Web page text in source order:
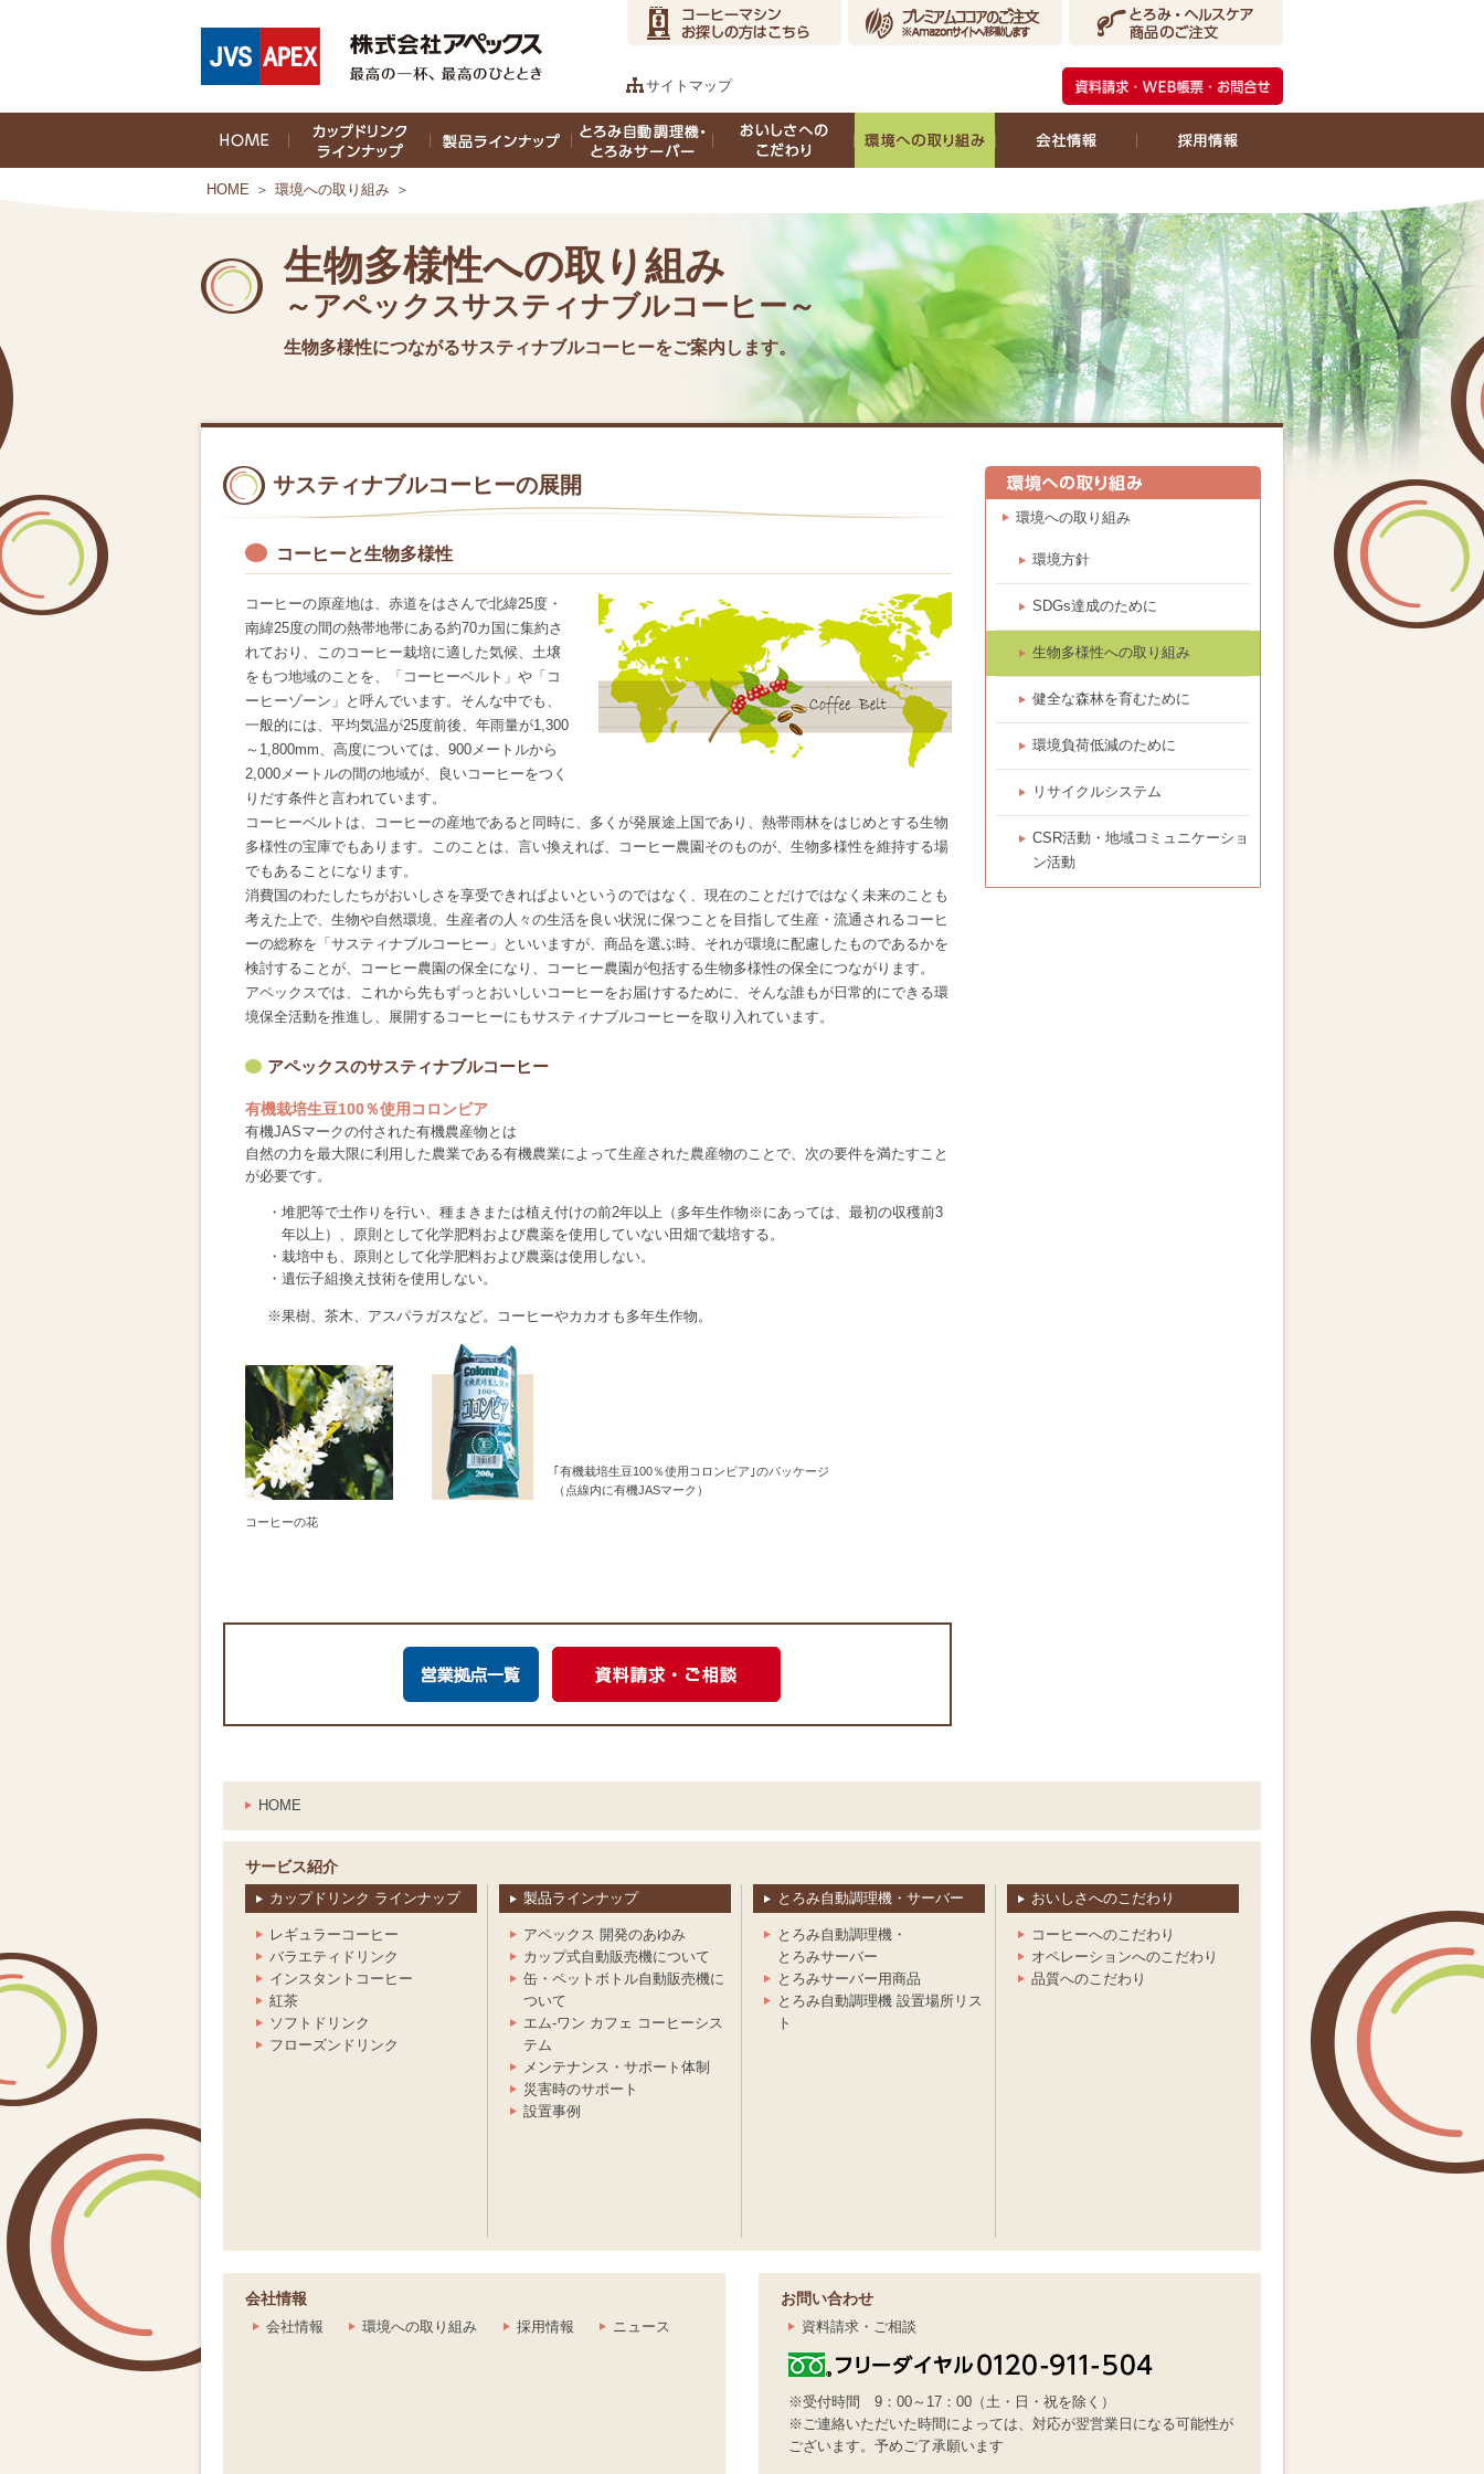
サイトマップ
HOME ＞ 環境への取り組み ＞
生物多様性への取り組み
～アペックスサスティナブルコーヒー～
生物多様性につながるサスティナブルコーヒーをご案内します。
サスティナブルコーヒーの展開
コーヒーと生物多様性
コーヒーの原産地は、赤道をはさんで北緯25度・
南緯25度の間の熱帯地帯にある約70カ国に集約さ
れており、このコーヒー栽培に適した気候、土壌
をもつ地域のことを、「コーヒーベルト」や「コ
ーヒーゾーン」と呼んでいます。そんな中でも、
一般的には、平均気温が25度前後、年雨量が1,300
～1,800mm、高度については、900メートルから
2,000メートルの間の地域が、良いコーヒーをつく
りだす条件と言われています。
コーヒーベルトは、コーヒーの産地であると同時に、多くが発展途上国であり、熱帯雨林をはじめとする生物
多様性の宝庫でもあります。このことは、言い換えれば、コーヒー農園そのものが、生物多様性を維持する場
でもあることになります。
消費国のわたしたちがおいしさを享受できればよいというのではなく、現在のことだけではなく未来のことも
考えた上で、生物や自然環境、生産者の人々の生活を良い状況に保つことを目指して生産・流通されるコーヒ
ーの総称を「サスティナブルコーヒー」といいますが、商品を選ぶ時、それが環境に配慮したものであるかを
検討することが、コーヒー農園の保全になり、コーヒー農園が包括する生物多様性の保全につながります。
アペックスでは、これから先もずっとおいしいコーヒーをお届けするために、そんな誰もが日常的にできる環
境保全活動を推進し、展開するコーヒーにもサスティナブルコーヒーを取り入れています。
アペックスのサスティナブルコーヒー
有機栽培生豆100％使用コロンビア
有機JASマークの付された有機農産物とは
自然の力を最大限に利用した農業である有機農業によって生産された農産物のことで、次の要件を満たすこと
が必要です。
・堆肥等で土作りを行い、種まきまたは植え付けの前2年以上（多年生作物※にあっては、最初の収穫前3
年以上）、原則として化学肥料および農薬を使用していない田畑で栽培する。
・栽培中も、原則として化学肥料および農薬は使用しない。
・遺伝子組換え技術を使用しない。
※果樹、茶木、アスパラガスなど。コーヒーやカカオも多年生作物。
コーヒーの花
｢有機栽培生豆100％使用コロンビア｣のパッケージ
（点線内に有機JASマーク）
環境への取り組み
環境方針
SDGs達成のために
生物多様性への取り組み
健全な森林を育むために
環境負荷低減のために
リサイクルシステム
CSR活動・地域コミュニケーショ
ン活動
HOME
サービス紹介
カップドリンク ラインナップ
レギュラーコーヒー
バラエティドリンク
インスタントコーヒー
紅茶
ソフトドリンク
フローズンドリンク
製品ラインナップ
アペックス 開発のあゆみ
カップ式自動販売機について
缶・ペットボトル自動販売機に
ついて
エム-ワン カフェ コーヒーシス
テム
メンテナンス・サポート体制
災害時のサポート
設置事例
とろみ自動調理機・サーバー
とろみ自動調理機・
とろみサーバー
とろみサーバー用商品
とろみ自動調理機 設置場所リス
ト
おいしさへのこだわり
コーヒーへのこだわり
オペレーションへのこだわり
品質へのこだわり
会社情報
会社情報 環境への取り組み 採用情報 ニュース
お問い合わせ
資料請求・ご相談
※受付時間 9：00～17：00（土・日・祝を除く）
※ご連絡いただいた時間によっては、対応が翌営業日になる可能性が
ございます。予めご了承願います